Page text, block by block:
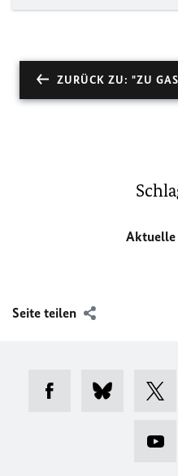
ZURÜCK ZU: "ZU
Seite teilen